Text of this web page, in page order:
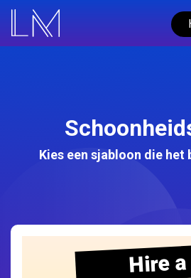
Kies een sjabloon die het
Hire a